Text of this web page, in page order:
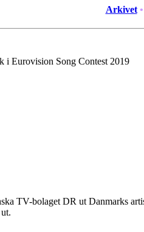
Arkivet •
i Eurovision Song Contest 2019
TV-bolaget DR ut Danmarks